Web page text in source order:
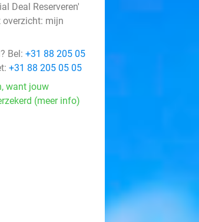
Deal Reserveren'
overzicht: mijn
Bel: +31 88 205 05
+31 88 205 05 05
want jouw
(meer info)